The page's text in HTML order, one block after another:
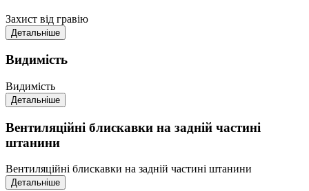
Захист від гравію
Детальніше
Видимість
Видимість
Детальніше
Вентиляційні блискавки на задній частині
штанини
Вентиляційні блискавки на задній частині штанини
Детальніше